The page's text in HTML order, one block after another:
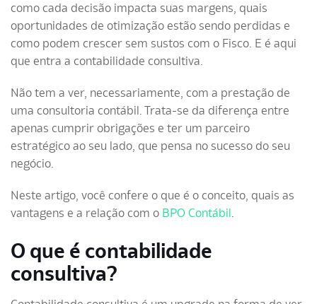
como cada decisão impacta suas margens, quais
oportunidades de otimização estão sendo perdidas e
como podem crescer sem sustos com o Fisco. E é aqui
que entra a contabilidade consultiva.
Não tem a ver, necessariamente, com a prestação de
uma consultoria contábil. Trata-se da diferença entre
apenas cumprir obrigações e ter um parceiro
estratégico ao seu lado, que pensa no sucesso do seu
negócio.
Neste artigo, você confere o que é o conceito, quais as
vantagens e a relação com o BPO Contábil.
O que é contabilidade
consultiva?